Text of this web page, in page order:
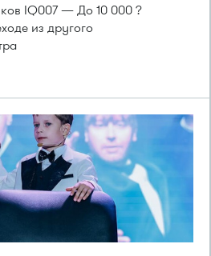
IQ007 — До 10 000 ?
из другого